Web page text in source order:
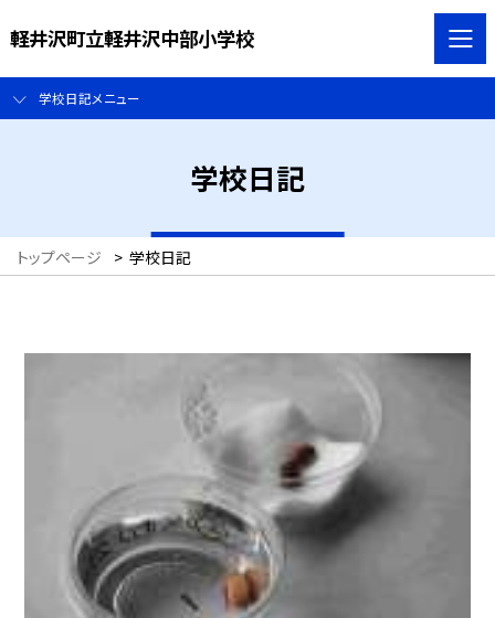
軽井沢町立軽井沢中部小学校
学校日記メニュー
学校日記
トップページ > 学校日記